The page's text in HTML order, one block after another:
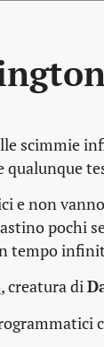
scimmie
e non
pochi
tempo
, creatura di